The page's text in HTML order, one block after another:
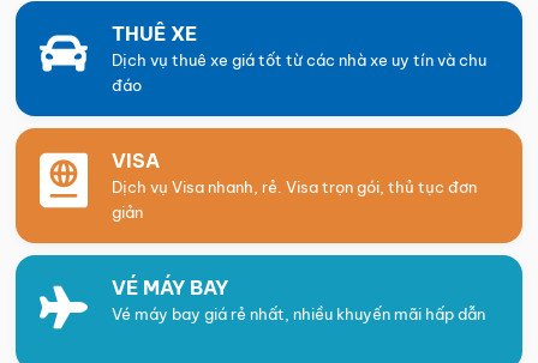
THUÊ XE
Dịch vụ thuê xe giá tốt từ các nhà xe uy tín và chu
đáo
VISA
Dịch vụ Visa nhanh, rẻ. Visa trọn gói, thủ tục đơn
giản
VÉ MÁY BAY
Vé máy bay giá rẻ nhất, nhiều khuyến mãi hấp dẫn